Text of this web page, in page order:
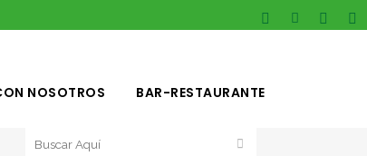
NOSOTROS
BAR-RESTAURANTE